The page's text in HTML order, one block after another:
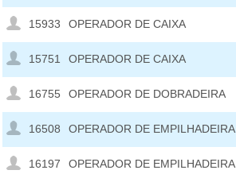
15933 OPERADOR DE CAIXA
15751 OPERADOR DE CAIXA
16755 OPERADOR DE DOBRADEIRA
16508 OPERADOR DE EMPILHADEIRA
16197 OPERADOR DE EMPILHADEIRA